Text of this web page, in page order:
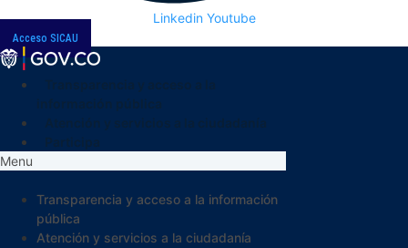
Linkedin Youtube
Acceso SICAU
Menu
Transparencia y acceso a la información
pública
Atención y servicios a la ciudadanía